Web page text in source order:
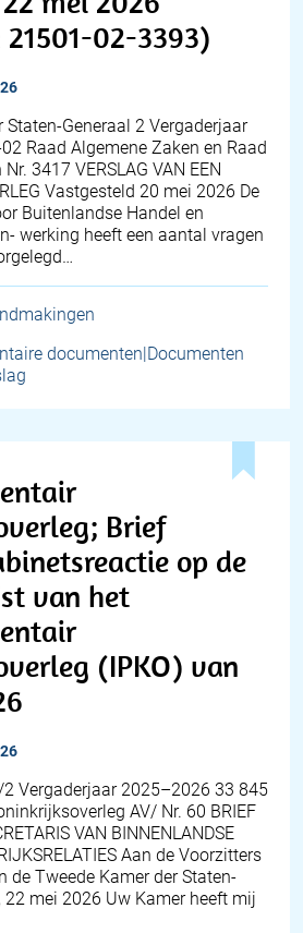
02-3393)
Staten-Generaal 2 Vergaderjaar
Raad Algemene Zaken en Raad
3417 VERSLAG VAN EEN
Vastgesteld 20 mei 2026 De
Buitenlandse Handel en
werking heeft een aantal vragen
documenten|Documenten
Brief
op de
van het
(IPKO) van
Vergaderjaar 2025–2026 33 845
AV/ Nr. 60 BRIEF
VAN BINNENLANDSE
Aan de Voorzitters
de Tweede Kamer der Staten-
22 mei 2026 Uw Kamer heeft mij